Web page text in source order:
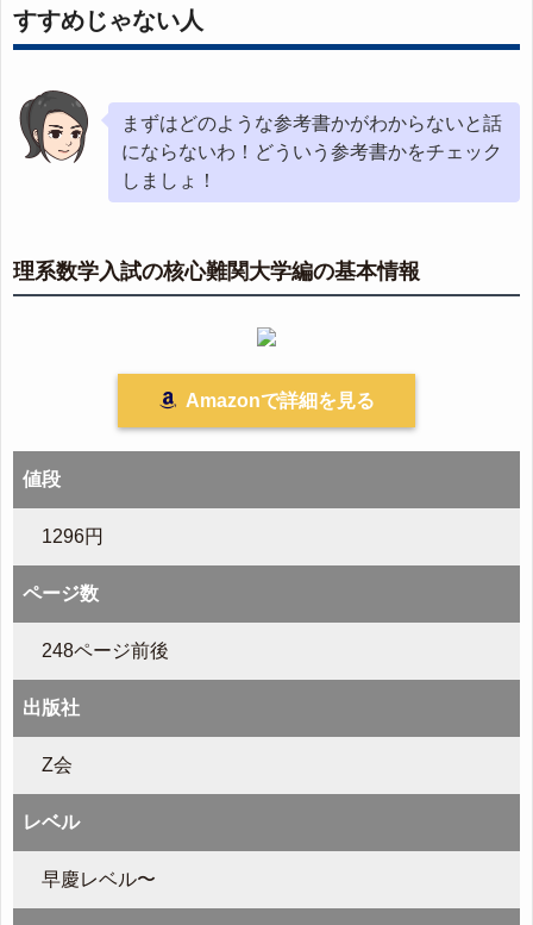
すすめじゃない人
まずはどのような参考書かがわからないと話
にならないわ！どういう参考書かをチェック
しましょ！
理系数学入試の核心難関大学編の基本情報
Amazonで詳細を見る
値段
1296円
ページ数
248ページ前後
出版社
Z会
レベル
早慶レベル〜